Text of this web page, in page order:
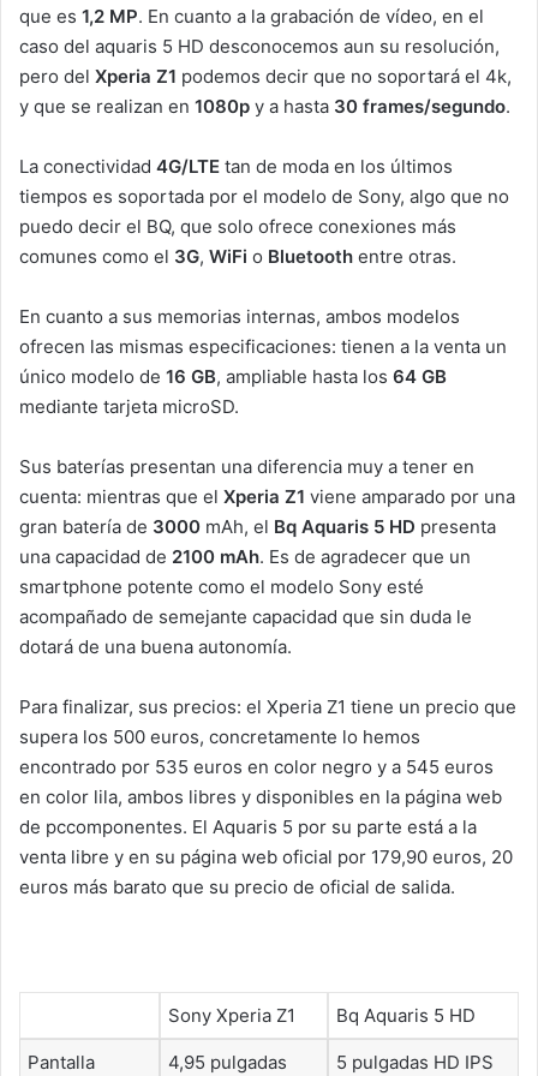
que es 1,2 MP. En cuanto a la grabación de vídeo, en el
caso del aquaris 5 HD desconocemos aun su resolución,
pero del Xperia Z1 podemos decir que no soportará el 4k,
y que se realizan en 1080p y a hasta 30 frames/segundo.
La conectividad 4G/LTE tan de moda en los últimos
tiempos es soportada por el modelo de Sony, algo que no
puedo decir el BQ, que solo ofrece conexiones más
comunes como el 3G, WiFi o Bluetooth entre otras.
En cuanto a sus memorias internas, ambos modelos
ofrecen las mismas especificaciones: tienen a la venta un
único modelo de 16 GB, ampliable hasta los 64 GB
mediante tarjeta microSD.
Sus baterías presentan una diferencia muy a tener en
cuenta: mientras que el Xperia Z1 viene amparado por una
gran batería de 3000 mAh, el Bq Aquaris 5 HD presenta
una capacidad de 2100 mAh. Es de agradecer que un
smartphone potente como el modelo Sony esté
acompañado de semejante capacidad que sin duda le
dotará de una buena autonomía.
Para finalizar, sus precios: el Xperia Z1 tiene un precio que
supera los 500 euros, concretamente lo hemos
encontrado por 535 euros en color negro y a 545 euros
en color lila, ambos libres y disponibles en la página web
de pccomponentes. El Aquaris 5 por su parte está a la
venta libre y en su página web oficial por 179,90 euros, 20
euros más barato que su precio de oficial de salida.
Sony Xperia Z1 Bq Aquaris 5 HD
Pantalla 4,95 pulgadas 5 pulgadas HD IPS